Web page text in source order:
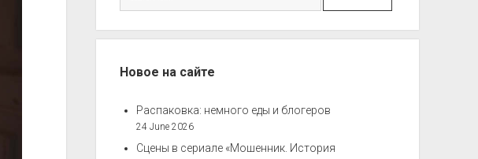
Новое на сайте
Распаковка: немного еды и блогеров
24 June 2026
Сцены в сериале «Мошенник. История